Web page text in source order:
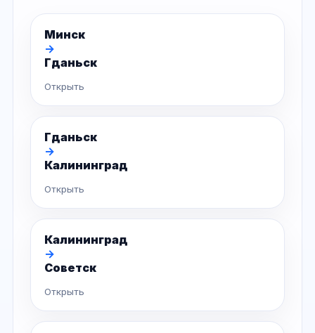
Минск
→
Гданьск
Открыть
Гданьск
→
Калининград
Открыть
Калининград
→
Советск
Открыть